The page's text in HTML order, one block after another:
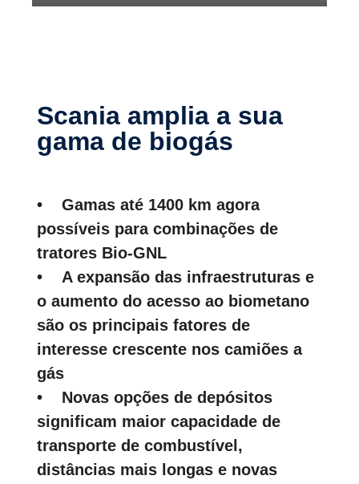
Scania amplia a sua
gama de biogás
• Gamas até 1400 km agora
possíveis para combinações de
tratores Bio-GNL
• A expansão das infraestruturas e
o aumento do acesso ao biometano
são os principais fatores de
interesse crescente nos camiões a
gás
• Novas opções de depósitos
significam maior capacidade de
transporte de combustível,
distâncias mais longas e novas